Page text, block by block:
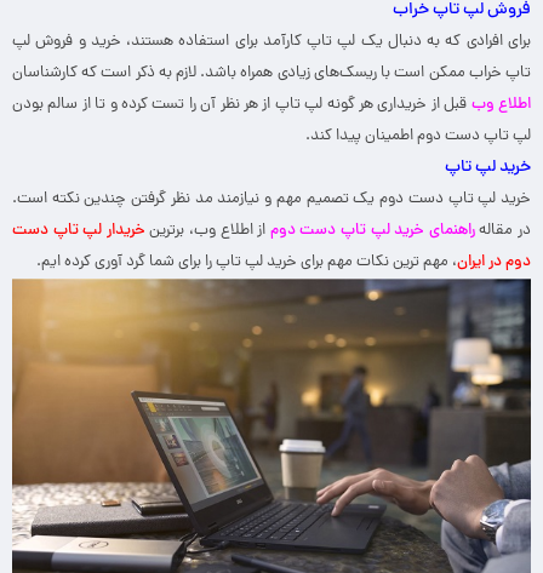
فروش لپ تاپ خراب
برای افرادی که به دنبال یک لپ تاپ کارآمد برای استفاده هستند، خرید و فروش لپ
تاپ خراب ممکن است با ریسک‌های زیادی همراه باشد. لازم به ذکر است که کارشناسان
اطلاع وب قبل از خریداری هر گونه لپ تاپ از هر نظر آن را تست کرده و تا از سالم بودن
لپ تاپ دست دوم اطمینان پیدا کند.
خرید لپ تاپ
خرید لپ تاپ دست دوم یک تصمیم مهم و نیازمند مد نظر گرفتن چندین نکته است.
در مقالهراهنمای خرید لپ تاپ دست دوم از اطلاع وب، برترین خریدار لپ تاپ دست
دوم در ایران، مهم ترین نکات مهم برای خرید لپ تاپ را برای شما گرد آوری کرده ایم.